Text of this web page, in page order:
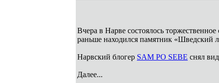
Вчера в Нарве состоялось
раньше находился памятник «Шведский
Нарвский блогер SAM PO SEBE снял
Далее...